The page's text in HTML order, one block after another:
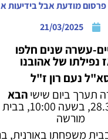
פרסום מודעת אבל בידיעות
21/03/2025
עשרה שנים חלפו
נפילתו של אהובנו
נעם רון ז"ל
תערך ביום שישיהבא
כ"ח אדר תשפ"ה,
מורשה
משפחתו באורנית,